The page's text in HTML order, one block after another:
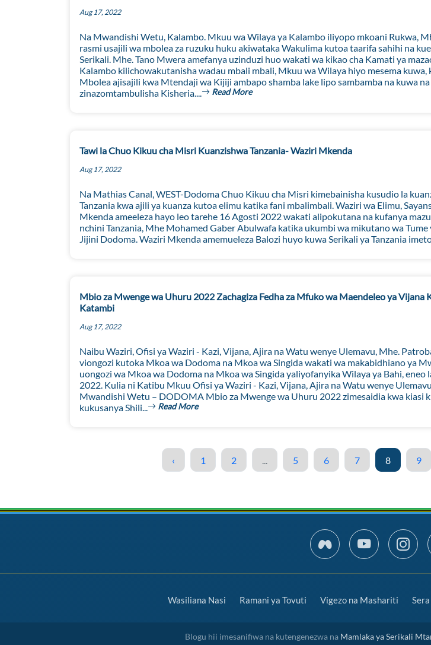
Aug 17, 2022
Na Mwandishi Wetu, Kalambo. Mkuu wa Wilaya ya Kalambo iliyopo mkoani Rukwa,
rasmi usajili wa mbolea za ruzuku huku akiwataka Wakulima kutoa taarifa sahihi na
Serikali. Mhe. Tano Mwera amefanya uzinduzi huo wakati wa kikao cha Kamati ya
Kalambo kilichowakutanisha wadau mbali mbali, Mkuu wa Wilaya hiyo mesema
Mbolea ajisajili kwa Mtendaji wa Kijiji ambapo shamba lake lipo sambamba na kuwa
zinazomtambulisha Kisheria....
Read More
Tawi la Chuo Kikuu cha Misri Kuanzishwa Tanzania- Waziri Mkenda
Aug 17, 2022
Na Mathias Canal, WEST-Dodoma Chuo Kikuu cha Misri kimebainisha kusudio la
Tanzania kwa ajili ya kuanza kutoa elimu katika fani mbalimbali. Waziri wa Elimu,
Mkenda ameeleza hayo leo tarehe 16 Agosti 2022 wakati alipokutana na kufanya
nchini Tanzania, Mhe Mohamed Gaber Abulwafa katika ukumbi wa mikutano wa Tume
Jijini Dodoma. Waziri Mkenda amemueleza Balozi huyo kuwa Serikali ya Tanzania
Mbio za Mwenge wa Uhuru 2022 Zachagiza Fedha za Mfuko wa Maendeleo ya Vijana
Katambi
Aug 17, 2022
Naibu Waziri, Ofisi ya Waziri - Kazi, Vijana, Ajira na Watu wenye Ulemavu, Mhe.
viongozi kutoka Mkoa wa Dodoma na Mkoa wa Singida wakati wa makabidhiano ya
uongozi wa Mkoa wa Dodoma na Mkoa wa Singida yaliyofanyika Wilaya ya Bahi, eneo
2022. Kulia ni Katibu Mkuu Ofisi ya Waziri - Kazi, Vijana, Ajira na Watu wenye
Mwandishi Wetu – DODOMA Mbio za Mwenge wa Uhuru 2022 zimesaidia kwa kiasi
kukusanya Shili...
Read More
‹ 1 2 ... 5 6 7 8 9
Wasiliana Nasi Ramani ya Tovuti Vigezo na Mashariti
Blogu hii imesanifiwa na kutengenezwa na Mamlaka ya Serikali